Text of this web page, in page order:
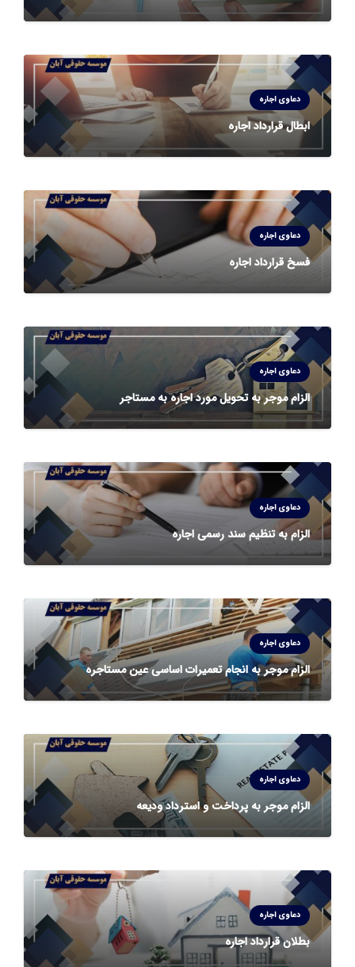
دعاوی اجاره
ابطال قرارداد اجاره
دعاوی اجاره
فسخ قرارداد اجاره
دعاوی اجاره
الزام موجر به تحویل مورد اجاره به مستاجر
دعاوی اجاره
الزام به تنظیم سند رسمی اجاره
دعاوی اجاره
الزام موجر به انجام تعمیرات اساسی عین مستاجره
دعاوی اجاره
الزام موجر به پرداخت و استرداد ودیعه
دعاوی اجاره
بطلان قرارداد اجاره